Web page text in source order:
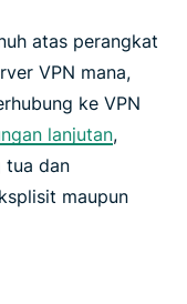
atas perangkat
VPN mana,
ke VPN
lanjutan,
tua dan
maupun